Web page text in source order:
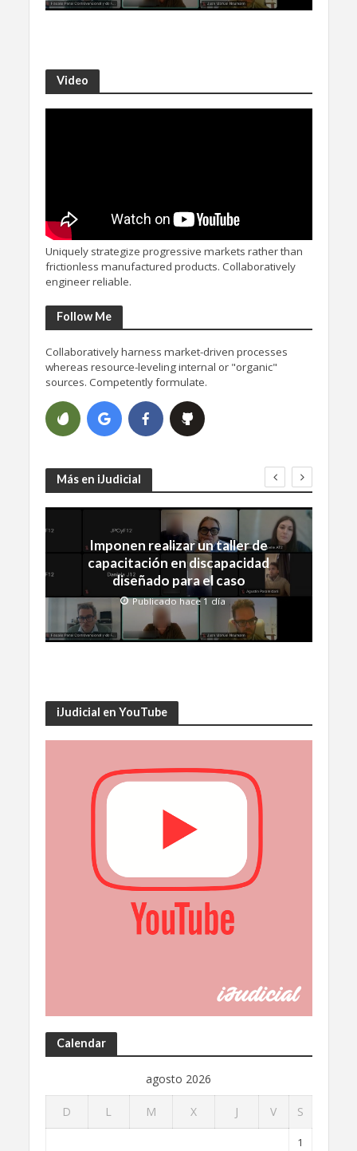
Video
Uniquely strategize progressive markets rather than
frictionless manufactured products. Collaboratively
engineer reliable.
Follow Me
Collaboratively harness market-driven processes
whereas resource-leveling internal or "organic"
sources. Competently formulate.
Más en iJudicial
Imponen realizar un taller de
capacitación en discapacidad
diseñado para el caso
Publicado hace 1 día
iJudicial en YouTube
Calendar
agosto 2026
D L M X J V S
1